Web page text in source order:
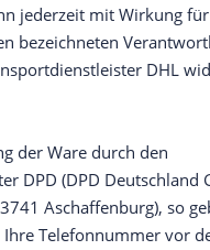
jederzeit mit Wirkung
bezeichneten
DHL
der Ware durch den
DPD (DPD Deutschland
Aschaffenburg), so
Ihre Telefonnummer vor